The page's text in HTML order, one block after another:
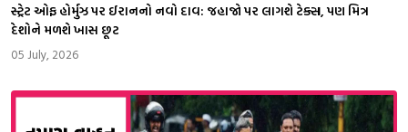
સ્ટ્રેટ ઓફ હોર્મુઝ પર ઈરાનનો નવો દાવ: જહાજો પર લાગશે ટેક્સ, પણ મિત્ર
દેશોને મળશે ખાસ છૂટ
05 July, 2026